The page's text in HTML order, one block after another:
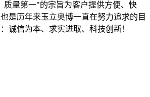
质量第一"的宗旨为客户提供方便、快
是历年来玉立奥博一直在努力追求的目
诚信为本、求实进取、科技创新！